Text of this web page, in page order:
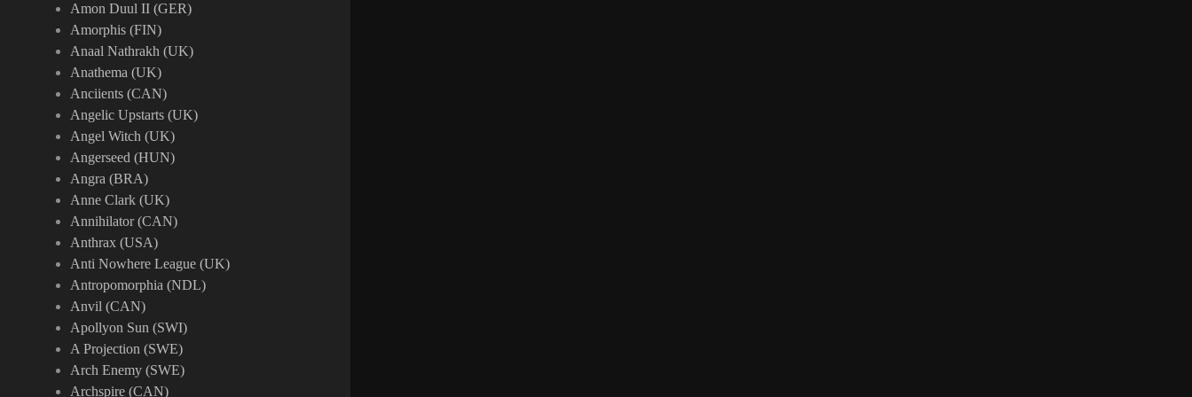
Amon Duul II (GER)
Amorphis (FIN)
Anaal Nathrakh (UK)
Anathema (UK)
Anciients (CAN)
Angelic Upstarts (UK)
Angel Witch (UK)
Angerseed (HUN)
Angra (BRA)
Anne Clark (UK)
Annihilator (CAN)
Anthrax (USA)
Anti Nowhere League (UK)
Antropomorphia (NDL)
Anvil (CAN)
Apollyon Sun (SWI)
A Projection (SWE)
Arch Enemy (SWE)
Archspire (CAN)